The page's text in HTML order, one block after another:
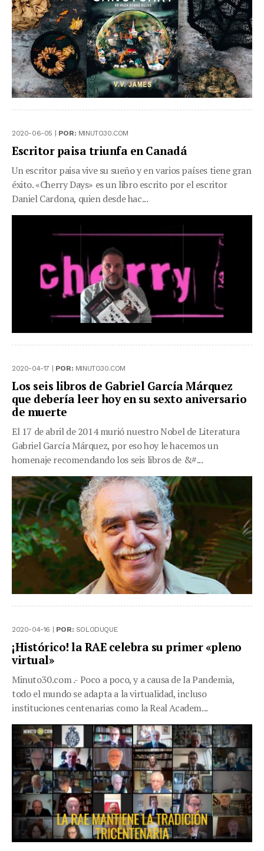
2020-06-05 | POR: MINUTO30.COM
Escritor paisa triunfa en Canadá
Un escritor paisa vive su sueño y en varios países tiene gran
éxito. «Cherry Days» es un libro escrito por el escritor
Daniel Cardona, quien desde hac...
2020-04-17 | POR: MINUTO30.COM
Los seis libros de Gabriel García Márquez
que debería leer hoy en su sexto aniversario
de muerte
El 17 de abril de 2014 murió nuestro Nobel de Literatura
Gabriel García Márquez, por eso hoy le hacemos un
homenaje recomendando los seis libros de &#...
2020-04-16 | POR: SOLODUQUE
¡Histórico! la RAE celebra su primer «pleno
virtual»
Minuto30.com .- Poco a poco, y a causa de la Pandemia,
todo el mundo se adapta a la virtualidad, incluso
instituciones centenarias como la Real Academ...